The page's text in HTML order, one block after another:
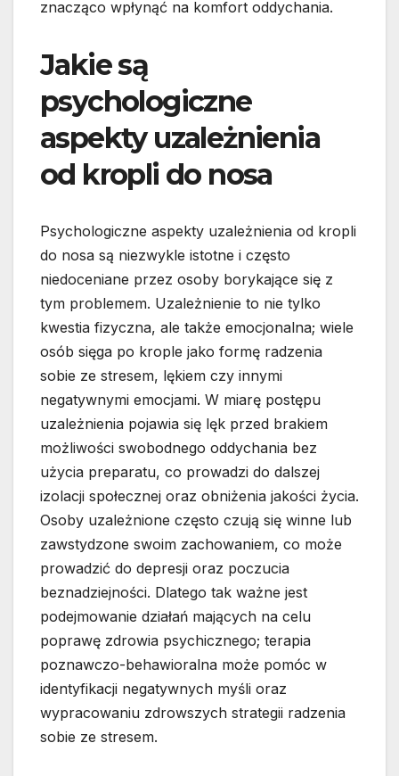
znacząco wpłynąć na komfort oddychania.
Jakie są
psychologiczne
aspekty uzależnienia
od kropli do nosa
Psychologiczne aspekty uzależnienia od kropli
do nosa są niezwykle istotne i często
niedoceniane przez osoby borykające się z
tym problemem. Uzależnienie to nie tylko
kwestia fizyczna, ale także emocjonalna; wiele
osób sięga po krople jako formę radzenia
sobie ze stresem, lękiem czy innymi
negatywnymi emocjami. W miarę postępu
uzależnienia pojawia się lęk przed brakiem
możliwości swobodnego oddychania bez
użycia preparatu, co prowadzi do dalszej
izolacji społecznej oraz obniżenia jakości życia.
Osoby uzależnione często czują się winne lub
zawstydzone swoim zachowaniem, co może
prowadzić do depresji oraz poczucia
beznadziejności. Dlatego tak ważne jest
podejmowanie działań mających na celu
poprawę zdrowia psychicznego; terapia
poznawczo-behawioralna może pomóc w
identyfikacji negatywnych myśli oraz
wypracowaniu zdrowszych strategii radzenia
sobie ze stresem.